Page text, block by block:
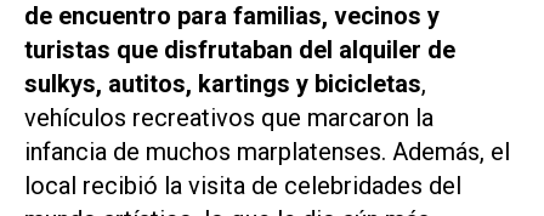
de encuentro para familias, vecinos y
turistas que disfrutaban del alquiler de
sulkys, autitos, kartings y bicicletas,
vehículos recreativos que marcaron la
infancia de muchos marplatenses. Además, el
local recibió la visita de celebridades del